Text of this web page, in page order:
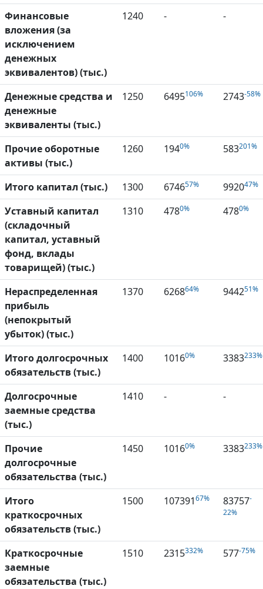
Финансовые
вложения (за
исключением
денежных
эквивалентов) (тыс.)
1240 - -
Денежные средства и
денежные
эквиваленты (тыс.)
1250 6495106% 2743-58%
Прочие оборотные
активы (тыс.)
1260 1940% 583201%
Итого капитал (тыс.) 1300 674657% 992047%
Уставный капитал
(складочный
капитал, уставный
фонд, вклады
товарищей) (тыс.)
1310 4780% 4780%
Нераспределенная
прибыль
(непокрытый
убыток) (тыс.)
1370 626864% 944251%
Итого долгосрочных
обязательств (тыс.)
1400 10160% 3383233%
Долгосрочные
заемные средства
(тыс.)
1410 - -
Прочие
долгосрочные
обязательства (тыс.)
1450 10160% 3383233%
Итого
краткосрочных
обязательств (тыс.)
1500 10739167% 83757-
22%
Краткосрочные
заемные
обязательства (тыс.)
1510 2315332% 577-75%